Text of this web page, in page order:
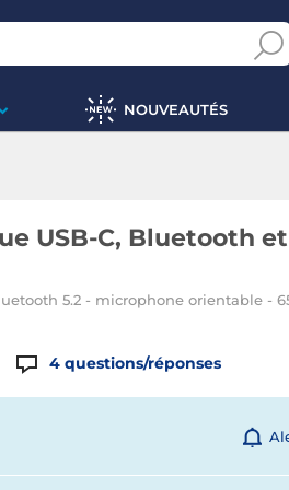
NOUVEAUTÉS
USB-C, Bluetooth
5.2 - microphone orientable -
4 questions/réponses